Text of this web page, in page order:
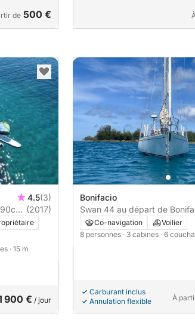
de 500 €
4.5(3)
(2017)
· 15 m
900 € / jour
Bonifacio
Swan 44 au départ de
Co-navigation
Voilier
8 personnes · 3 cabines · 6
Carburant inclus
Annulation flexible
À